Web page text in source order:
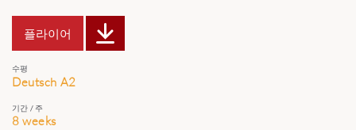
플라이어
수평
Deutsch A2
기간 / 주
8 weeks